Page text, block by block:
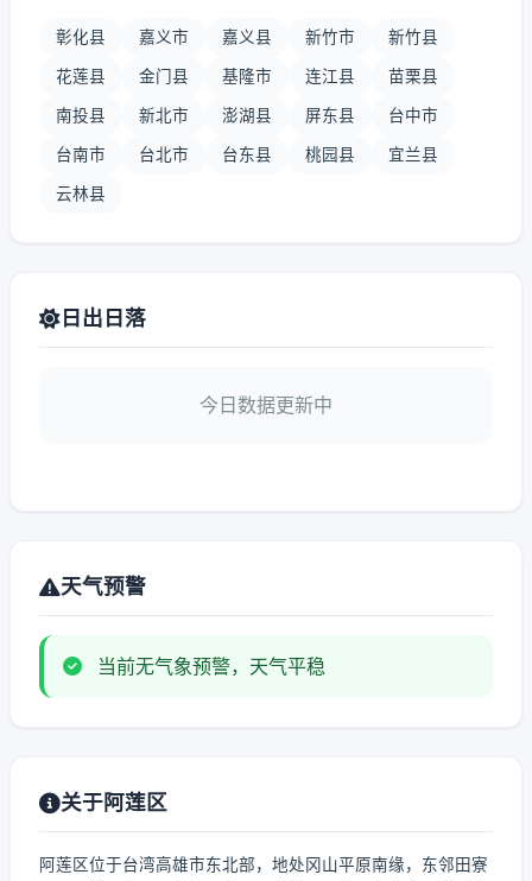
彰化县 嘉义市 嘉义县 新竹市 新竹县
花莲县 金门县 基隆市 连江县 苗栗县
南投县 新北市 澎湖县 屏东县 台中市
台南市 台北市 台东县 桃园县 宜兰县
云林县
日出日落
今日数据更新中
天气预警
当前无气象预警，天气平稳
关于阿莲区
阿莲区位于台湾高雄市东北部，地处冈山平原南缘，东邻田寮